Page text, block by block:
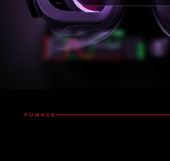
FUNKCE